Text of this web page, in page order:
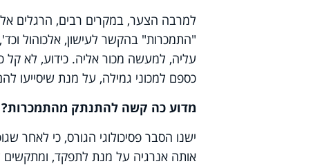
למרבה הצער, במקרים רבים, הרגלים
"התמכרות" בהקשר לעישון, אלכוהול
עליה, למעשה מכור אליה. כידוע, לא
כספם למכוני גמילה, על מנת שיסייעו
מדוע כה קשה להתנתק מהתמכרות?
ישנו הסבר פסיכולוגי הגורס, כי לאחר
אותה אנרגיה על מנת לתפקד,